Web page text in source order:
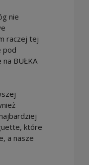
nie
raczej tej
pod
BUŁKA
które
a nasze